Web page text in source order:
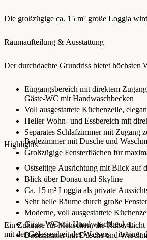
Die großzügige ca. 15 m² große Loggia
Raumaufteilung & Ausstattung
Der durchdachte Grundriss bietet höchsten
Eingangsbereich mit direktem
Gäste-WC mit Handwaschbecken
Voll ausgestattete Küchenzeile,
Heller Wohn- und Essbereich mit
Separates Schlafzimmer mit Zugang
Badezimmer mit Dusche und
Großzügige Fensterflächen für
Highlights
Ostseitige Ausrichtung mit Blick auf
Blick über Donau und Skyline
Ca. 15 m² Loggia als private
Sehr helle Räume durch große
Moderne, voll ausgestattete
Gäste-WC mit Handwaschbecken
Badezimmer mit Dusche und
Ein Zuhause für Menschen, die Ruhe,
mit der Gelassenheit des Wassers – in einer